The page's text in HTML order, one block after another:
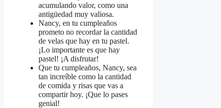
acumulando valor, como una
antigüedad muy valiosa.
Nancy, en tu cumpleaños
prometo no recordar la cantidad
de velas que hay en tu pastel.
¡Lo importante es que hay
pastel! ¡A disfrutar!
Que tu cumpleaños, Nancy, sea
tan increíble como la cantidad
de comida y risas que vas a
compartir hoy. ¡Que lo pases
genial!